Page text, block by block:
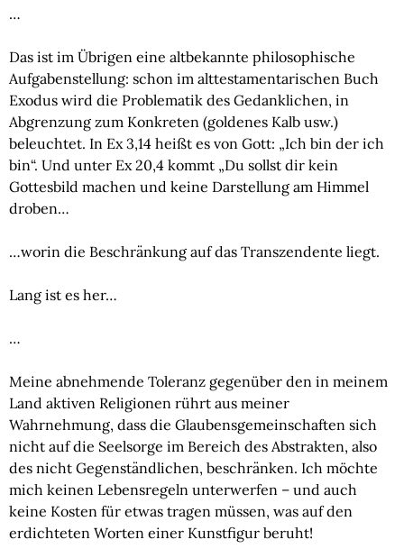
…
Das ist im Übrigen eine altbekannte philosophische
Aufgabenstellung: schon im alttestamentarischen Buch
Exodus wird die Problematik des Gedanklichen, in
Abgrenzung zum Konkreten (goldenes Kalb usw.)
beleuchtet. In Ex 3,14 heißt es von Gott: „Ich bin der ich
bin“. Und unter Ex 20,4 kommt „Du sollst dir kein
Gottesbild machen und keine Darstellung am Himmel
droben…
…worin die Beschränkung auf das Transzendente liegt.
Lang ist es her…
…
Meine abnehmende Toleranz gegenüber den in meinem
Land aktiven Religionen rührt aus meiner
Wahrnehmung, dass die Glaubensgemeinschaften sich
nicht auf die Seelsorge im Bereich des Abstrakten, also
des nicht Gegenständlichen, beschränken. Ich möchte
mich keinen Lebensregeln unterwerfen – und auch
keine Kosten für etwas tragen müssen, was auf den
erdichteten Worten einer Kunstfigur beruht!